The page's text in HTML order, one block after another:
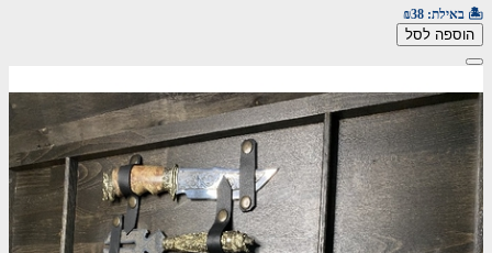
🏝️ באילת: ₪38
הוספה לסל